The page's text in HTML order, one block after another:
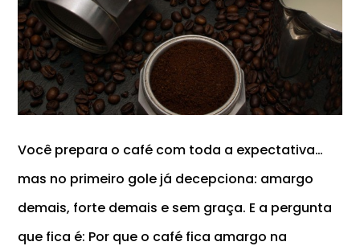
Você prepara o café com toda a expectativa…
mas no primeiro gole já decepciona: amargo
demais, forte demais e sem graça. E a pergunta
que fica é: Por que o café fica amargo na